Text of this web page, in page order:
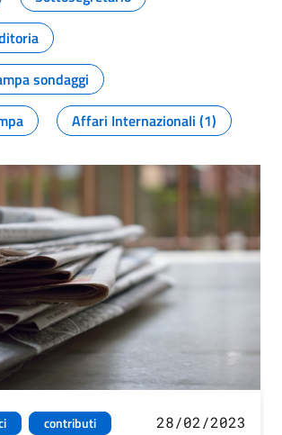
sondaggi
Affari Internazionali (1)
contributi
28/02/2023